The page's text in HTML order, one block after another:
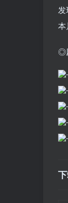
本
◎